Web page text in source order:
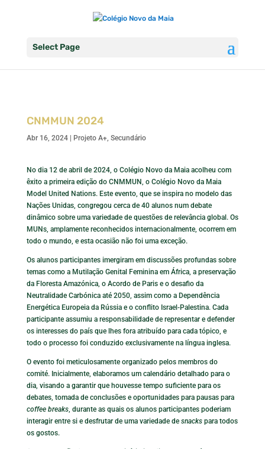
Select Page
CNMMUN 2024
Abr 16, 2024| Projeto A+, Secundário
No dia 12 de abril de 2024, o Colégio Novo da Maia acolheu com
êxito a primeira edição do CNMMUN, o Colégio Novo da Maia
Model United Nations. Este evento, que se inspira no modelo das
Nações Unidas, congregou cerca de 40 alunos num debate
dinâmico sobre uma variedade de questões de relevância global. Os
MUNs, amplamente reconhecidos internacionalmente, ocorrem em
todo o mundo, e esta ocasião não foi uma exceção.
Os alunos participantes imergiram em discussões profundas sobre
temas como a Mutilação Genital Feminina em África, a preservação
da Floresta Amazónica, o Acordo de Paris e o desafio da
Neutralidade Carbónica até 2050, assim como a Dependência
Energética Europeia da Rússia e o conflito Israel-Palestina. Cada
participante assumiu a responsabilidade de representar e defender
os interesses do país que lhes fora atribuído para cada tópico, e
todo o processo foi conduzido exclusivamente na língua inglesa.
O evento foi meticulosamente organizado pelos membros do
comité. Inicialmente, elaboramos um calendário detalhado para o
dia, visando a garantir que houvesse tempo suficiente para os
debates, tomada de conclusões e oportunidades para pausas para
coffee breaks, durante as quais os alunos participantes poderiam
interagir entre si e desfrutar de uma variedade de snackspara todos
os gostos.